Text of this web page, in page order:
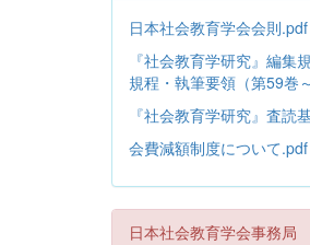
日本社会教育学会会則.pdf
『社会教育学研究』編集
規程・執筆要領（第59巻
『社会教育学研究』査読
会費減額制度について.pdf
日本社会教育学会事務局